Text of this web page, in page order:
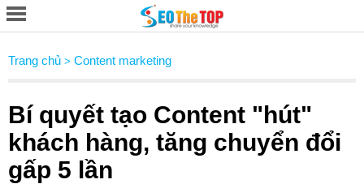
Trang chủ > Content marketing
Bí quyết tạo Content "hút"
khách hàng, tăng chuyển đổi
gấp 5 lần